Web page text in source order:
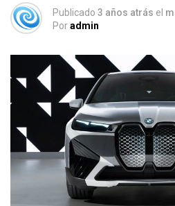
Publicado 3 años atrás el
Poradmin